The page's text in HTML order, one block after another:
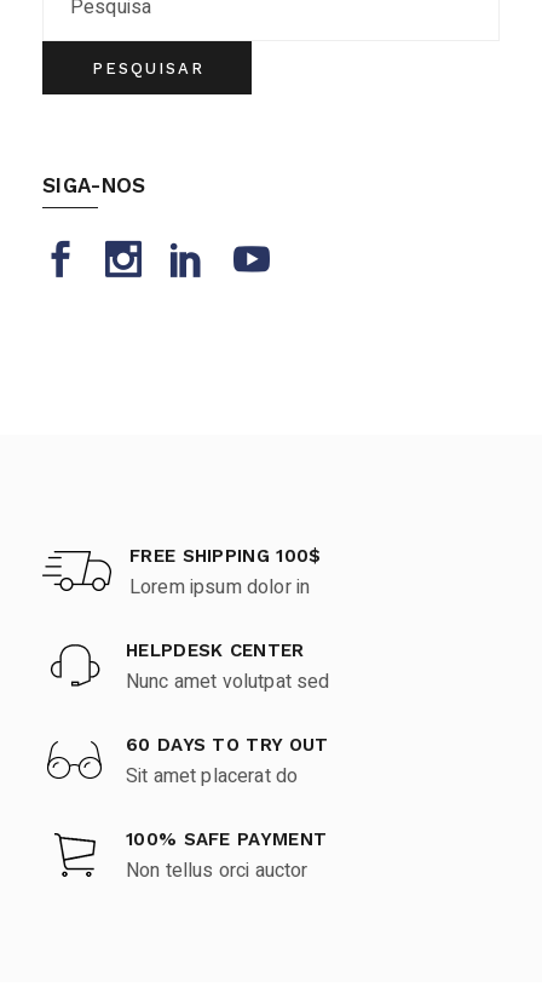
PESQUISAR
SIGA-NOS
FREE SHIPPING 100$
Lorem ipsum dolor in
HELPDESK CENTER
Nunc amet volutpat sed
60 DAYS TO TRY OUT
Sit amet placerat do
100% SAFE PAYMENT
Non tellus orci auctor